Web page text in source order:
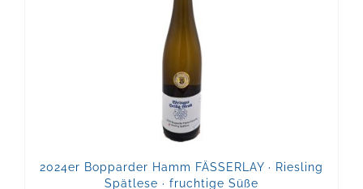
2024er Bopparder Hamm FÄSSERLAY · Riesling
Spätlese · fruchtige Süße